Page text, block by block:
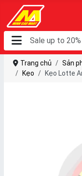
Trang chủ Sản
Kẹo
Kẹo Lotte